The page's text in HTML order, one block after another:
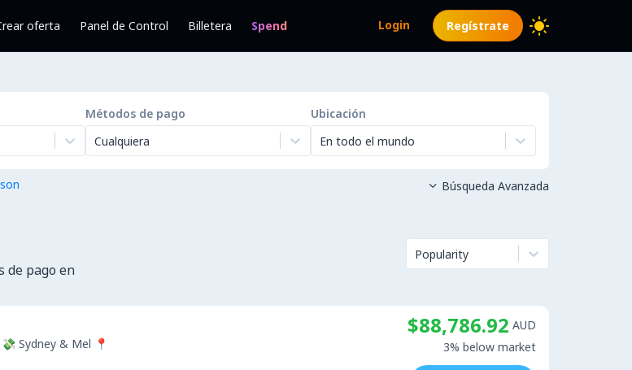
oferta Panel de Control Billetera Spend Login Regístrate
Métodos de pago
Cualquiera
Ubicación
En todo el mundo
 Búsqueda Avanzada
de pago en
Popularity
Sydney & Mel 📍
$88,786.92 AUD
3% below market